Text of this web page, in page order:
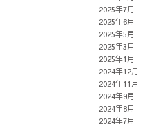
2025年7月
2025年6月
2025年5月
2025年3月
2025年1月
2024年12月
2024年11月
2024年9月
2024年8月
2024年7月